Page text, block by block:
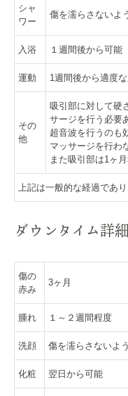
シャ
ワー
傷を濡らさないよ
入浴 １週間後から可能
運動 1週間後から適度
その
他
吸引部に対して硬
サージを行う必要
超音波を行うのも
マッサージを行わ
また吸引部は1ヶ
上記は一般的な経過であ
ダウンタイム詳
傷の
赤み
3ヶ月
腫れ １～２週間程度
洗顔 傷を濡らさないよ
化粧 翌日から可能